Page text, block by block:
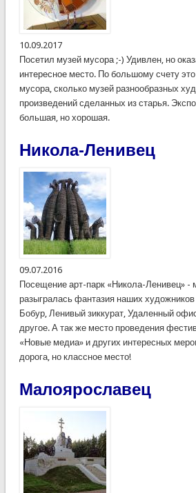
10.09.2017
Посетил музей мусора ;-) Удивлен, но
интересное место. По большому счету
мусора, сколько музей разнообразных
произведений сделанных из старья.
большая, но хорошая.
Никола-Ленивец
09.07.2016
Посещение арт-парк «Никола-Ленивец» -
разыгралась фантазия наших художников
Бобур, Ленивый зиккурат, Удаленный
другое. А так же место проведения
«Новые медиа» и других интересных
дорога, но классное место!
Малоярославец